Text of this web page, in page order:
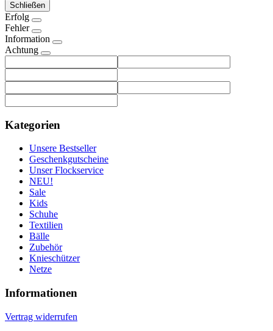
Schließen
Erfolg
Fehler
Information
Achtung
Kategorien
Unsere Bestseller
Geschenkgutscheine
Unser Flockservice
NEU!
Sale
Kids
Schuhe
Textilien
Bälle
Zubehör
Knieschützer
Netze
Informationen
Vertrag widerrufen